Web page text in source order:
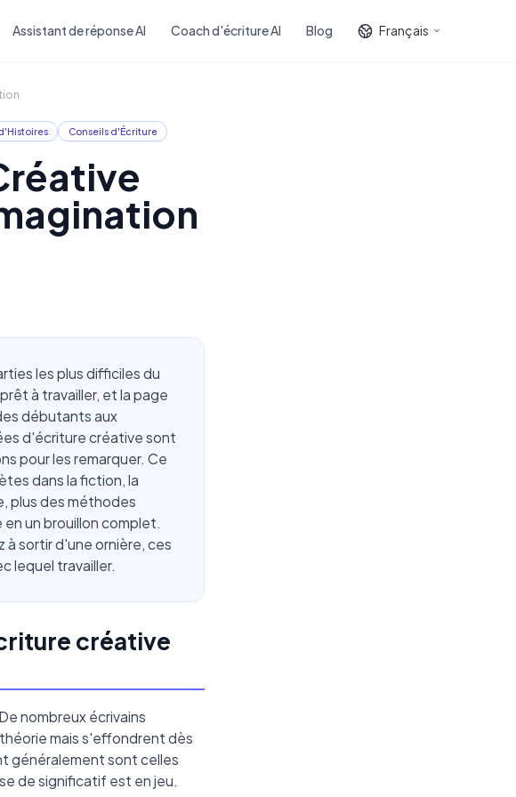
Assistant de réponse AI Coach d'écriture AI Blog Français
Conseils d'Écriture
les plus difficiles du
à travailler, et la page
débutants aux
d'écriture créative sont
pour les remarquer. Ce
dans la fiction, la
plus des méthodes
un brouillon complet.
à sortir d'une ornière, ces
lequel travailler.
créative
nombreux écrivains
mais s'effondrent dès
généralement sont celles
de significatif est en jeu.